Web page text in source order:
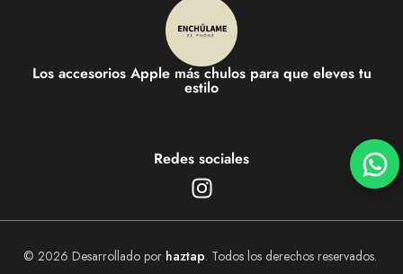
Los accesorios Apple más chulos para que eleves tu
estilo
Redes sociales
© 2026 Desarrollado por haztap. Todos los derechos reservados.